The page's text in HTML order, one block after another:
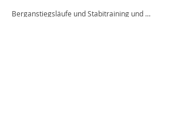
Berganstiegsläufe und Stabitraining und …